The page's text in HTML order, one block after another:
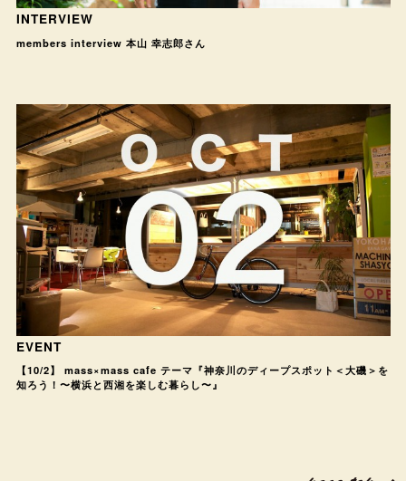
INTERVIEW
members interview 本山 幸志郎さん
EVENT
【10/2】 mass×mass cafe テーマ『神奈川のディープスポット＜大磯＞を
知ろう！〜横浜と西湘を楽しむ暮らし〜』